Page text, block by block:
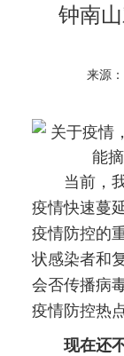
钟南
来源：
当前，我
疫情快速蔓
疫情防控的
状感染者和
会否传播病
疫情防控热
现在还